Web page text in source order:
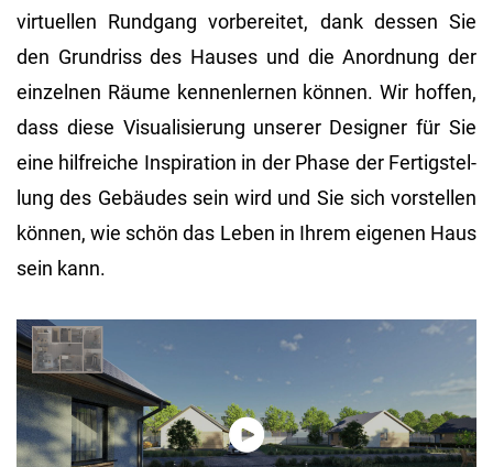
vir­tu­el­len Rund­gang vor­be­rei­tet, dank des­sen Sie
den Grund­riss des Hau­ses und die An­ord­nung der
ein­zel­nen Räume ken­nen­ler­nen kön­nen. Wir hof­fen,
dass diese Vi­sua­li­sie­rung un­se­rer De­si­gner für Sie
eine hilf­rei­che In­spi­ra­ti­on in der Phase der Fer­tig­stel­
lung des Ge­bäu­des sein wird und Sie sich vor­stel­len
kön­nen, wie schön das Leben in Ihrem ei­ge­nen Haus
sein kann.